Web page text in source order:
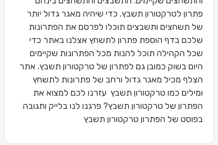
פתרון לטרקטורון תשבץ. כדי שיהיה מאגר גדול יותר
של תשחצים ותשבצים תוכלו לפרסם את הפתרונות
שלכם בדף הוספת פתרון לתשחץ אצלנו באתר כדי
שכל הקהילה תוכל להנות מכל הפתרונות שקיימים
היום בשוק כמובן גם לפתרון של טרקטורון תשבץ. אתר
הצלף מכיל מאגר גדול ורחב של פתרונות לתשחץ
ומילים כמו טרקטורון תשבץ עזרנו לכם למצוא את
הפתרון של טרקטורון תשבץ? פרגנו לנו בלייק ותגובה
בפוסט של הפתרון טרקטורון תשבץ